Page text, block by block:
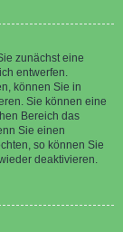
zunächst eine
entwerfen.
können Sie in
Sie können eine
Bereich das
Sie einen
so können Sie
deaktivieren.